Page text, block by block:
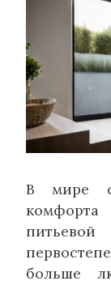
В мире
больше